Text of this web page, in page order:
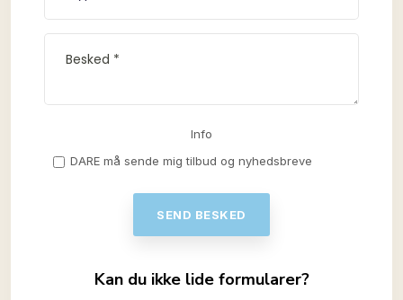
Info
DARE må sende mig tilbud og nyhedsbreve
​Kan du ikke lide formularer?